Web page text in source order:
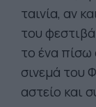
ταινία, αν
του
το ένα
σινεμά του
αστείο και